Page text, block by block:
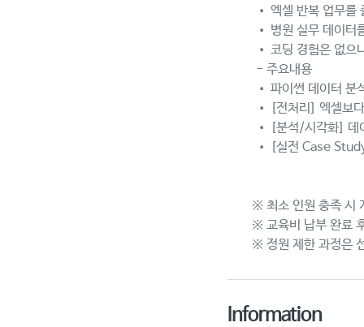
• 엑셀 반복 업무를
• 병원 실무 데이터
• 코딩 경험은 없으
- 주요내용
• 파이썬 데이터 분
• [전처리] 엑셀보
• [분석/시각화] 데
• [실전 Case
※ 최소 인원 충족 시
※ 교육비 납부 완료
※ 정원 제한 과정은
Information